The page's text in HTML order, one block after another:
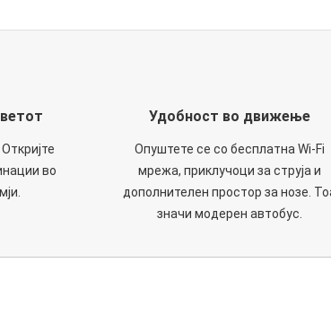
во
Удобност во движење
Опуштете се со бесплатна Wi-Fi
мрежа, приклучоци за струја и
дополнителен простор за нозе.
значи модерен автобус.